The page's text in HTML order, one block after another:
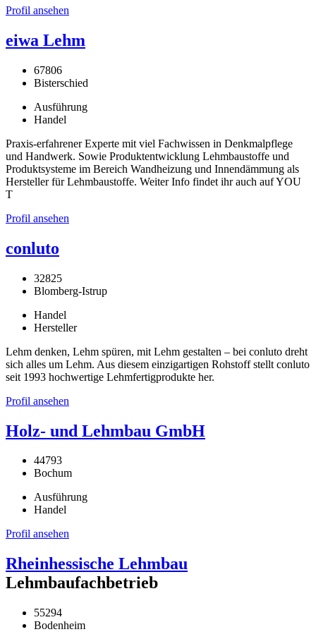
Profil ansehen
eiwa Lehm
67806
Bisterschied
Ausführung
Handel
Praxis-erfahrener Experte mit viel Fachwissen in Denkmalpflege
und Handwerk. Sowie Produktentwicklung Lehmbaustoffe und
Produktsysteme im Bereich Wandheizung und Innendämmung als
Hersteller für Lehmbaustoffe. Weiter Info findet ihr auch auf YOU
T
Profil ansehen
conluto
32825
Blomberg-Istrup
Handel
Hersteller
Lehm denken, Lehm spüren, mit Lehm gestalten – bei conluto dreht
sich alles um Lehm. Aus diesem einzigartigen Rohstoff stellt conluto
seit 1993 hochwertige Lehmfertigprodukte her.
Profil ansehen
Holz- und Lehmbau GmbH
44793
Bochum
Ausführung
Handel
Profil ansehen
Rheinhessische Lehmbau
Lehmbaufachbetrieb
55294
Bodenheim